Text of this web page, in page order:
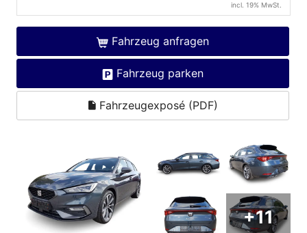
incl. 19% MwSt.
Fahrzeug anfragen
Fahrzeug parken
Fahrzeugexposé (PDF)
+11